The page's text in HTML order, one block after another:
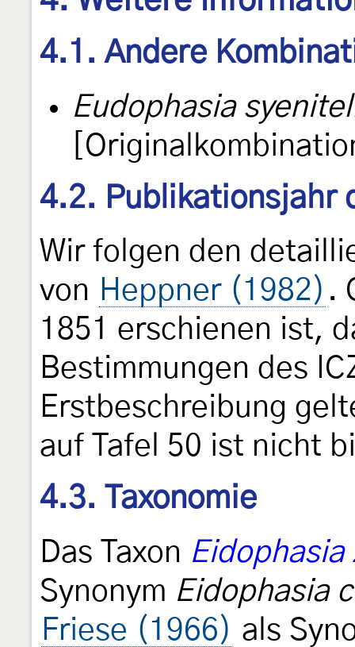
4.1. Andere
Eudophasia
4.2. Publikationsjahr
Wir folgen den
von Heppner (1982) .
1851 erschienen ist,
Bestimmungen des
Erstbeschreibung
auf Tafel 50 ist nicht
4.3. Taxonomie
Das Taxon Eidophasia
Synonym Eidophasia
Friese (1966) als